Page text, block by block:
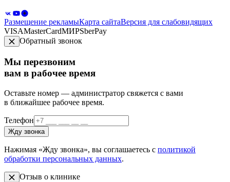
Размещение рекламыКарта сайтаВерсия для слабовидящих
VISAMasterCardМИРSberPay
Обратный звонок
Мы перезвоним
вам в рабочее время
Оставьте номер — администратор свяжется с вами
в ближайшее рабочее время.
Телефон
Жду звонка
Нажимая «Жду звонка», вы соглашаетесь с политикой
обработки персональных данных.
Отзыв о клинике